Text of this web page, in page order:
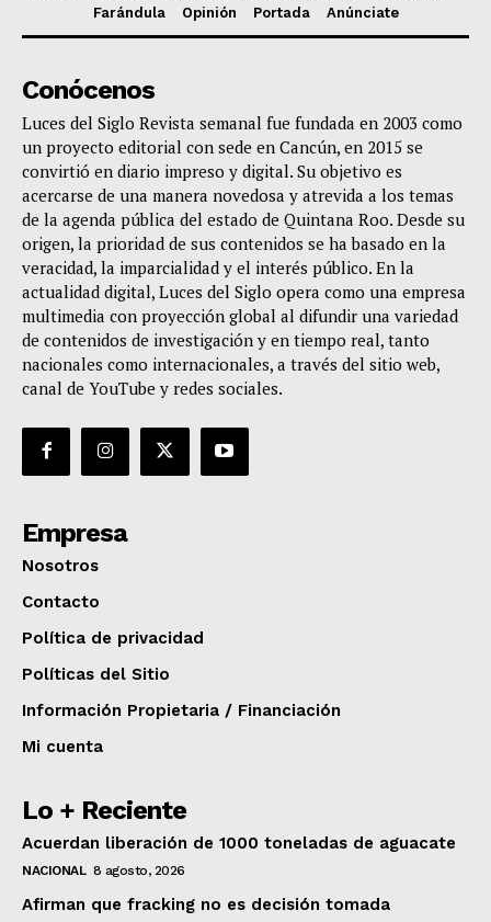
Farándula
Opinión Portada Anúnciate
Conócenos
Luces del Siglo Revista semanal fue fundada en 2003 como
un proyecto editorial con sede en Cancún, en 2015 se
convirtió en diario impreso y digital. Su objetivo es
acercarse de una manera novedosa y atrevida a los temas
de la agenda pública del estado de Quintana Roo. Desde su
origen, la prioridad de sus contenidos se ha basado en la
veracidad, la imparcialidad y el interés público. En la
actualidad digital, Luces del Siglo opera como una empresa
multimedia con proyección global al difundir una variedad
de contenidos de investigación y en tiempo real, tanto
nacionales como internacionales, a través del sitio web,
canal de YouTube y redes sociales.
Empresa
Nosotros
Contacto
Política de privacidad
Políticas del Sitio
Información Propietaria / Financiación
Mi cuenta
Lo + Reciente
Acuerdan liberación de 1000 toneladas de aguacate
NACIONAL 8 agosto, 2026
Afirman que fracking no es decisión tomada